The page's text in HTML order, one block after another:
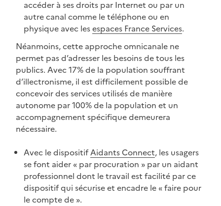
accéder à ses droits par Internet ou par un
autre canal comme le téléphone ou en
physique avec lesespaces France Services.
Néanmoins, cette approche omnicanale ne
permet pas d’adresser les besoins de tous les
publics. Avec 17% de la population souffrant
d’illectronisme, il est difficilement possible de
concevoir des services utilisés de manière
autonome par 100% de la population et un
accompagnement spécifique demeurera
nécessaire.
Avec le dispositifAidants Connect, les usagers
se font aider « par procuration » par un aidant
professionnel dont le travail est facilité par ce
dispositif qui sécurise et encadre le « faire pour
le compte de ».